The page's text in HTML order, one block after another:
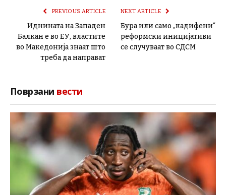
PREVIOUS ARTICLE
Иднината на Западен
Балкан е во ЕУ, властите
во Македонија знаат што
треба да направат
NEXT ARTICLE
Бура или само „кадифени“
реформски иницијативи
се случуваат во СДСМ
Поврзани вести